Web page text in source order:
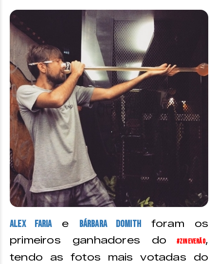
Alex Fariae Bárbara Domithforam os
primeiros ganhadores do
#ZineVerão,
tendo as fotos mais votadas do